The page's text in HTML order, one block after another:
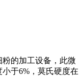
的加工设备，此微
于6%，莫氏硬度在